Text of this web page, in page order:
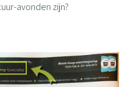
avonden zijn?